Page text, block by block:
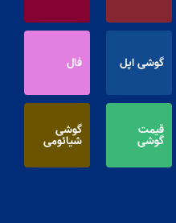
گوشی اپل فال
قیمت
گوشی
گوشی
شیائومی